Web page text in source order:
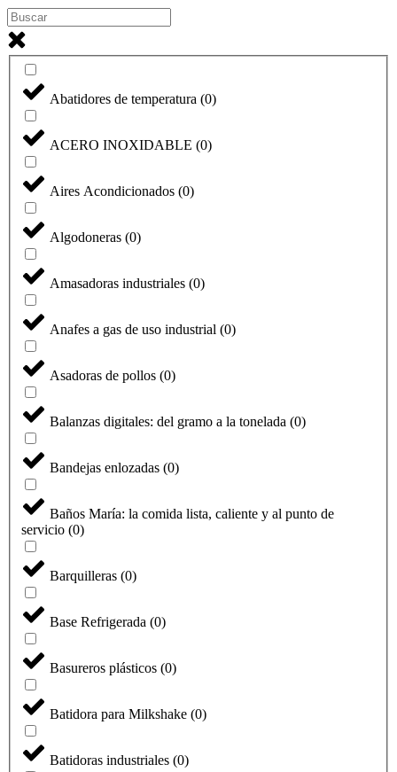
Abatidores de temperatura (0)
ACERO INOXIDABLE (0)
Aires Acondicionados (0)
Algodoneras (0)
Amasadoras industriales (0)
Anafes a gas de uso industrial (0)
Asadoras de pollos (0)
Balanzas digitales: del gramo a la tonelada (0)
Bandejas enlozadas (0)
Baños María: la comida lista, caliente y al punto de
servicio (0)
Barquilleras (0)
Base Refrigerada (0)
Basureros plásticos (0)
Batidora para Milkshake (0)
Batidoras industriales (0)